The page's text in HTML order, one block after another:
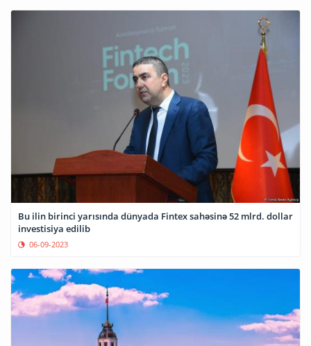
Bu ilin birinci yarısında dünyada Fintex sahəsinə 52 mlrd. dollar
investisiya edilib
06-09-2023